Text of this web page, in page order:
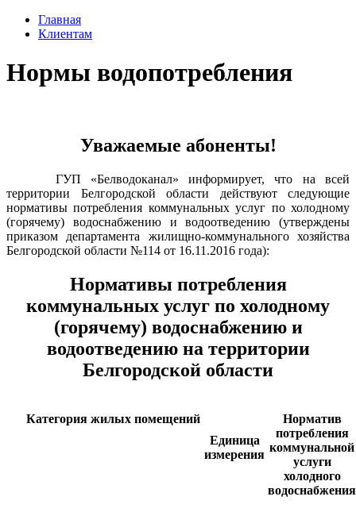
Главная
Клиентам
Нормы водопотребления
Уважаемые абоненты!
ГУП «Белводоканал» информирует, что на всей
территории Белгородской области действуют следующие
нормативы потребления коммунальных услуг по холодному
(горячему) водоснабжению и водоотведению (утверждены
приказом департамента жилищно-коммунального хозяйства
Белгородской области №114 от 16.11.2016 года):
Нормативы потребления
коммунальных услуг по холодному
(горячему) водоснабжению и
водоотведению на территории
Белгородской области
Категория жилых помещений
Единица
измерения
Норматив
потребления
коммунальной
услуги
холодного
водоснабжения